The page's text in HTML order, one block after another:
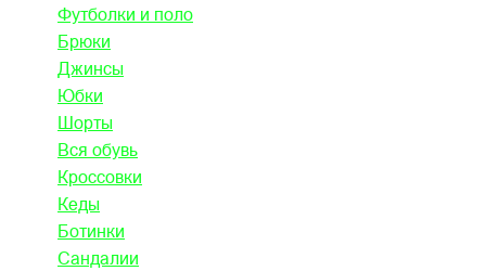
Футболки и поло
Брюки
Джинсы
Юбки
Шорты
Вся обувь
Кроссовки
Кеды
Ботинки
Сандалии